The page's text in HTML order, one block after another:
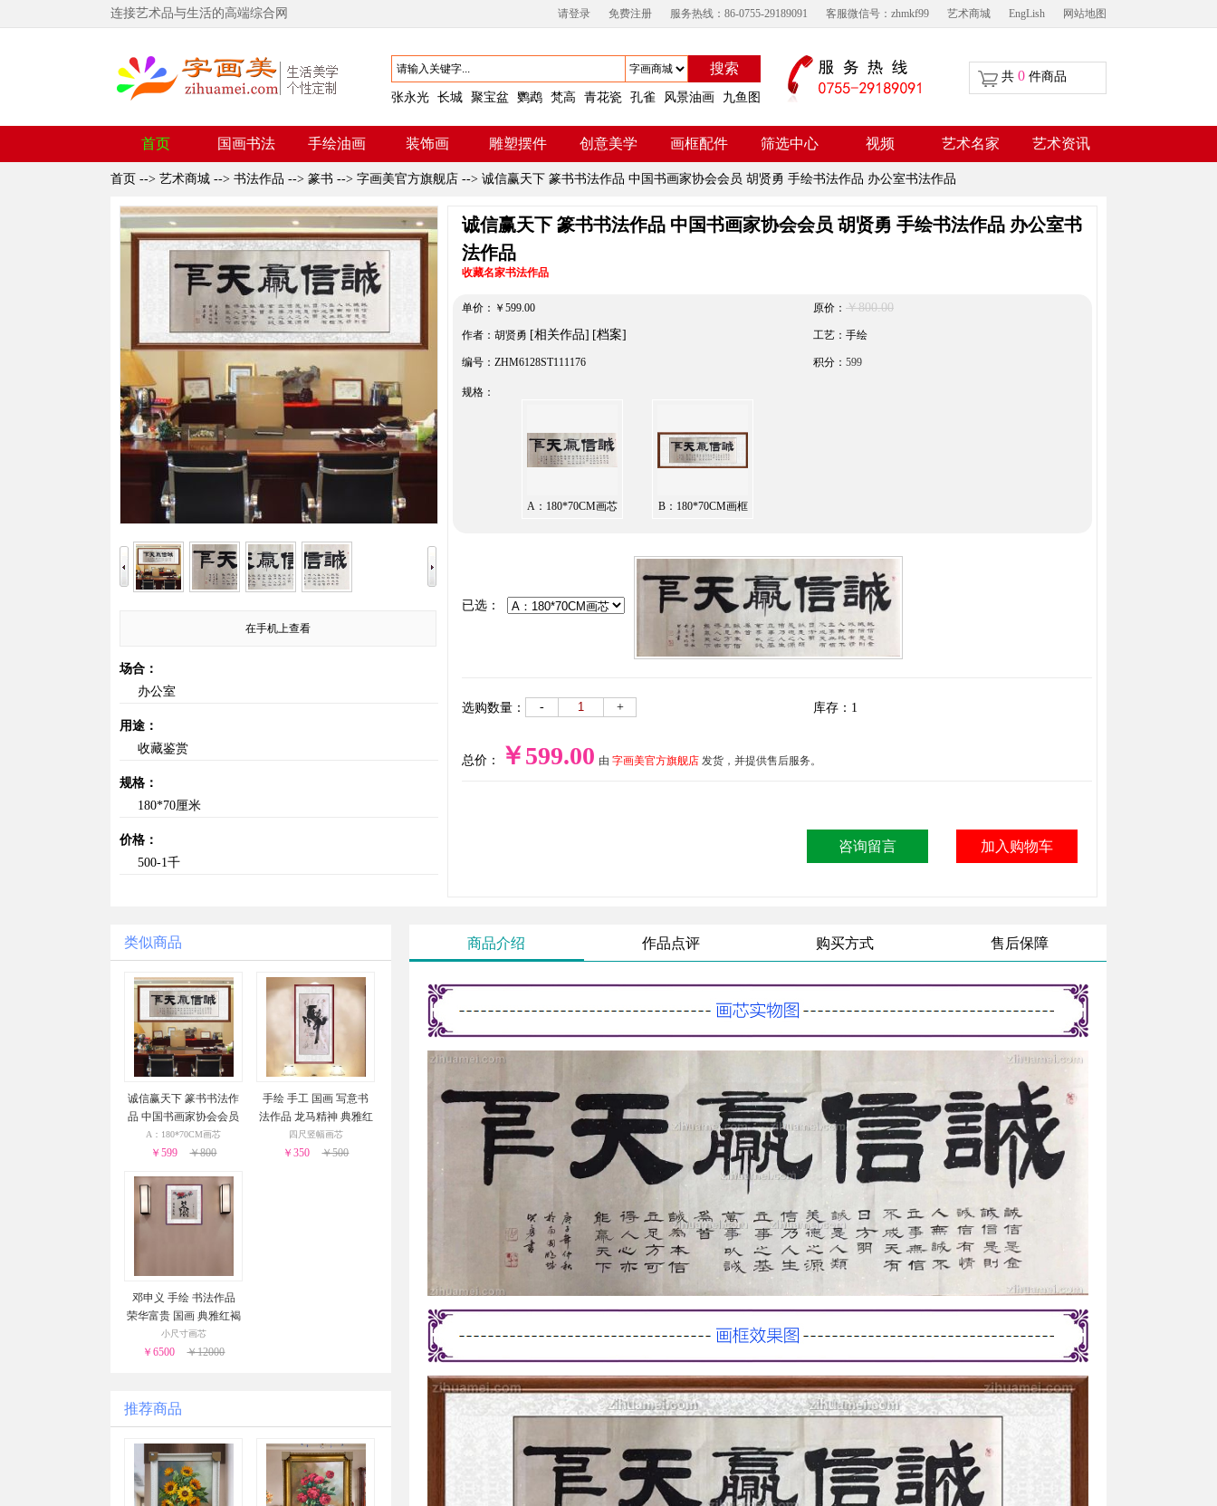
连接艺术品与生活的高端综合网 请登录 免费注册 服务热线：86-0755-29189091 客服微信号：zhmkf99 艺术商城 EngLish 网站地图
搜索
张永光 长城 聚宝盆 鹦鹉 梵高 青花瓷 孔雀 风景油画 九鱼图
共 0 件商品
首页 国画书法 手绘油画 装饰画 雕塑摆件 创意美学 画框配件 筛选中心 视频 艺术名家 艺术资讯
首页 --> 艺术商城 --> 书法作品 --> 篆书 --> 字画美官方旗舰店 --> 诚信赢天下 篆书书法作品 中国书画家协会会员 胡贤勇 手绘书法作品 办公室书法作品
在手机上查看
场合：
办公室
用途：
收藏鉴赏
规格：
180*70厘米
价格：
500-1千
诚信赢天下 篆书书法作品 中国书画家协会会员 胡贤勇 手绘书法作品 办公室书
法作品
收藏名家书法作品
单价： ￥ 599.00 原价： ￥800.00
作者：胡贤勇 [相关作品] [档案] 工艺：手绘
编号：ZHM6128ST111176 积分： 599
规格：
A：180*70CM画芯 B：180*70CM画框
已选：
选购数量： - + 库存： 1
总价： ￥599.00 由 字画美官方旗舰店 发货，并提供售后服务。
类似商品
诚信赢天下 篆书书法作
品 中国书画家协会会员
胡贤勇 手绘书法作品 办
公室书法作品
A：180*70CM画芯
￥599 ￥800
手绘 手工 国画 写意书
法作品 龙马精神 典雅红
褐实木框
四尺竖幅画芯
￥350 ￥500
邓申义 手绘 书法作品
荣华富贵 国画 典雅红褐
实木框
小尺寸画芯
￥6500 ￥12000
推荐商品
商品介绍 作品点评 购买方式 售后保障